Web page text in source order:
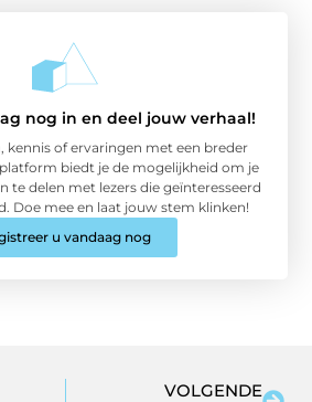
nog in en deel jouw verhaal!
kennis of ervaringen met een breder
biedt je de mogelijkheid om je
te delen met lezers die geïnteresseerd
Doe mee en laat jouw stem klinken!
u vandaag nog
VOLGENDE